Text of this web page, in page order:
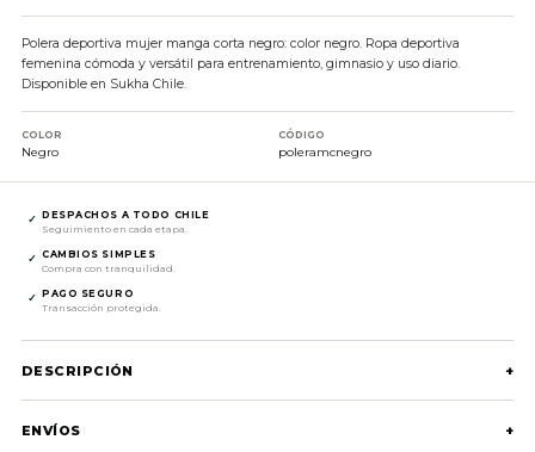
Polera deportiva mujer manga corta negro: color negro. Ropa deportiva
femenina cómoda y versátil para entrenamiento, gimnasio y uso diario.
Disponible en Sukha Chile.
COLOR
Negro
CÓDIGO
poleramcnegro
✓ DESPACHOS A TODO CHILE
Seguimiento en cada etapa.
✓ CAMBIOS SIMPLES
Compra con tranquilidad.
✓ PAGO SEGURO
Transacción protegida.
DESCRIPCIÓN +
ENVÍOS +